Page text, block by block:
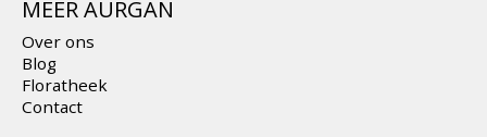
MEER AURGAN
Over ons
Blog
Floratheek
Contact